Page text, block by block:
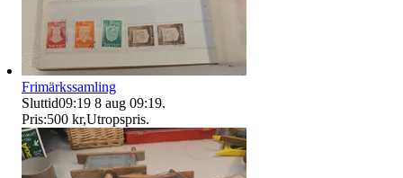
Frimärkssamling
Sluttid09:19 8 aug 09:19.
Pris:500 kr,Utropspris.